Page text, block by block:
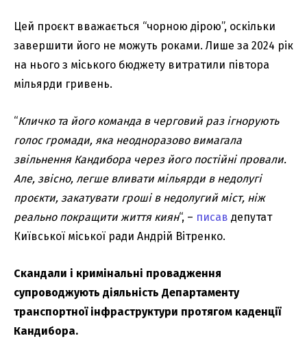
Цей проєкт вважається “чорною дірою”, оскільки
завершити його не можуть роками. Лише за 2024 рік
на нього з міського бюджету витратили півтора
мільярди гривень.
“Кличко та його команда в черговий раз ігнорують
голос громади, яка неодноразово вимагала
звільнення Кандибора через його постійні провали.
Але, звісно, легше вливати мільярди в недолугі
проєкти, закатувати гроші в недолугий міст, ніж
реально покращити життя киян“, – писав депутат
Київської міської ради Андрій Вітренко.
Скандали і кримінальні провадження
супроводжують діяльність Департаменту
транспортної інфраструктури протягом каденції
Кандибора.